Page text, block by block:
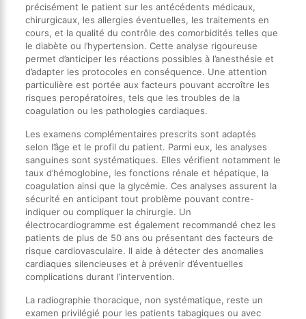
précisément le patient sur les antécédents médicaux,
chirurgicaux, les allergies éventuelles, les traitements en
cours, et la qualité du contrôle des comorbidités telles que
le diabète ou l’hypertension. Cette analyse rigoureuse
permet d’anticiper les réactions possibles à l’anesthésie et
d’adapter les protocoles en conséquence. Une attention
particulière est portée aux facteurs pouvant accroître les
risques peropératoires, tels que les troubles de la
coagulation ou les pathologies cardiaques.
Les examens complémentaires prescrits sont adaptés
selon l’âge et le profil du patient. Parmi eux, les analyses
sanguines sont systématiques. Elles vérifient notamment le
taux d’hémoglobine, les fonctions rénale et hépatique, la
coagulation ainsi que la glycémie. Ces analyses assurent la
sécurité en anticipant tout problème pouvant contre-
indiquer ou compliquer la chirurgie. Un
électrocardiogramme est également recommandé chez les
patients de plus de 50 ans ou présentant des facteurs de
risque cardiovasculaire. Il aide à détecter des anomalies
cardiaques silencieuses et à prévenir d’éventuelles
complications durant l’intervention.
La radiographie thoracique, non systématique, reste un
examen privilégié pour les patients tabagiques ou avec